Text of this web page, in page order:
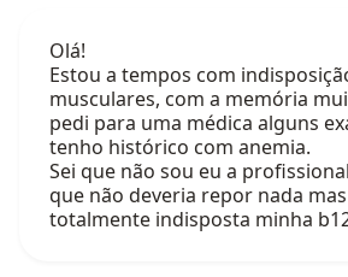
Olá!
Estou a tempos com
musculares, com a memória
pedi para uma médica alguns
tenho histórico com anemia.
Sei que não sou eu a
que não deveria repor nada
totalmente indisposta minha